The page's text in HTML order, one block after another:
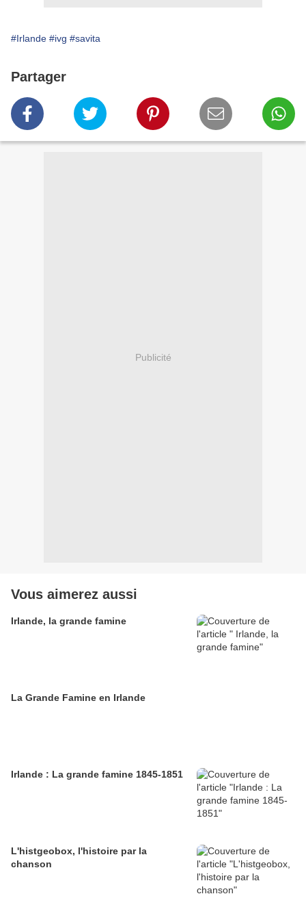
#Irlande #ivg #savita
Partager
Publicité
Vous aimerez aussi
Irlande, la grande famine
La Grande Famine en Irlande
Irlande : La grande famine 1845-1851
L'histgeobox, l'histoire par la
chanson